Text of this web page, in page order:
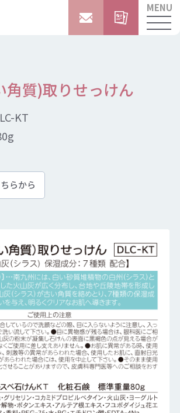
MENU
角質)取りせっけん
KT
らから